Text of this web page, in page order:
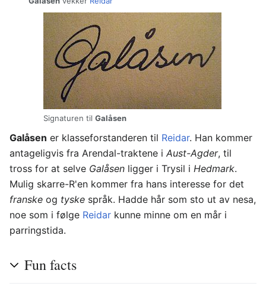
Signaturen til Galåsen
Galåsen er klasseforstanderen til Reidar. Han kommer
antageligvis fra Arendal-traktene i Aust-Agder, til
tross for at selve Galåsen ligger i Trysil i Hedmark.
Mulig skarre-R'en kommer fra hans interesse for det
franske og tyske språk. Hadde hår som sto ut av nesa,
noe som i følge Reidar kunne minne om en mår i
parringstida.
Fun facts